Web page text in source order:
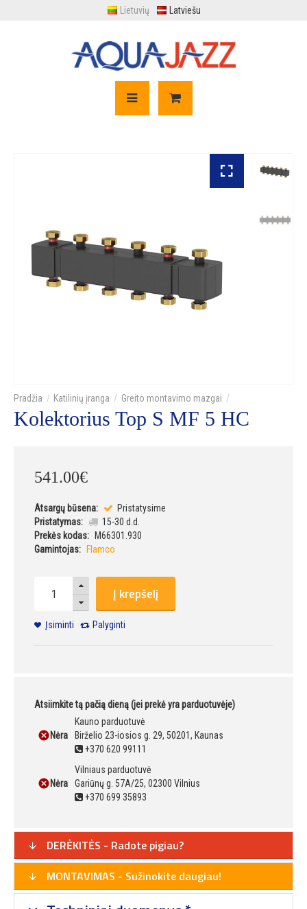
Lietuvių Latviešu
Katilinių įranga Greito montavimo mazgai
Kolektorius Top S MF 5 HC
541.00€
Atsargų būsena:
Pristatysime
Pristatymas:
15-30 d.d.
Prekės kodas:
M66301.930
Gamintojas:
Flamco
Į krepšelį
Įsiminti Palyginti
Atsiimkite tą pačią dieną (jei prekė yra parduotuvėje)
Nėra
Kauno parduotuvė
Birželio 23-iosios g. 29, 50201, Kaunas
+370 620 99111
Nėra
Vilniaus parduotuvė
Gariūnų g. 57A/25, 02300 Vilnius
+370 699 35893
DERĖKITĖS - Radote pigiau?
MONTAVIMAS - Sužinokite daugiau!